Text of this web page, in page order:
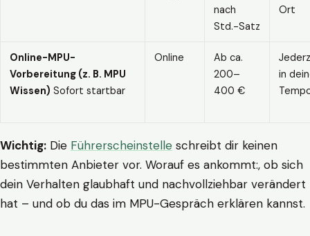
nach
Std.-Satz
Ort
Online-MPU-
Vorbereitung (z. B. MPU
Wissen) Sofort startbar
Online
Ab ca.
200–
400 €
in
Wichtig: Die Führerscheinstelle schreibt dir keinen
bestimmten Anbieter vor. Worauf es ankommt:, ob sich
dein Verhalten glaubhaft und nachvollziehbar verändert
hat – und ob du das im MPU-Gespräch erklären kannst.